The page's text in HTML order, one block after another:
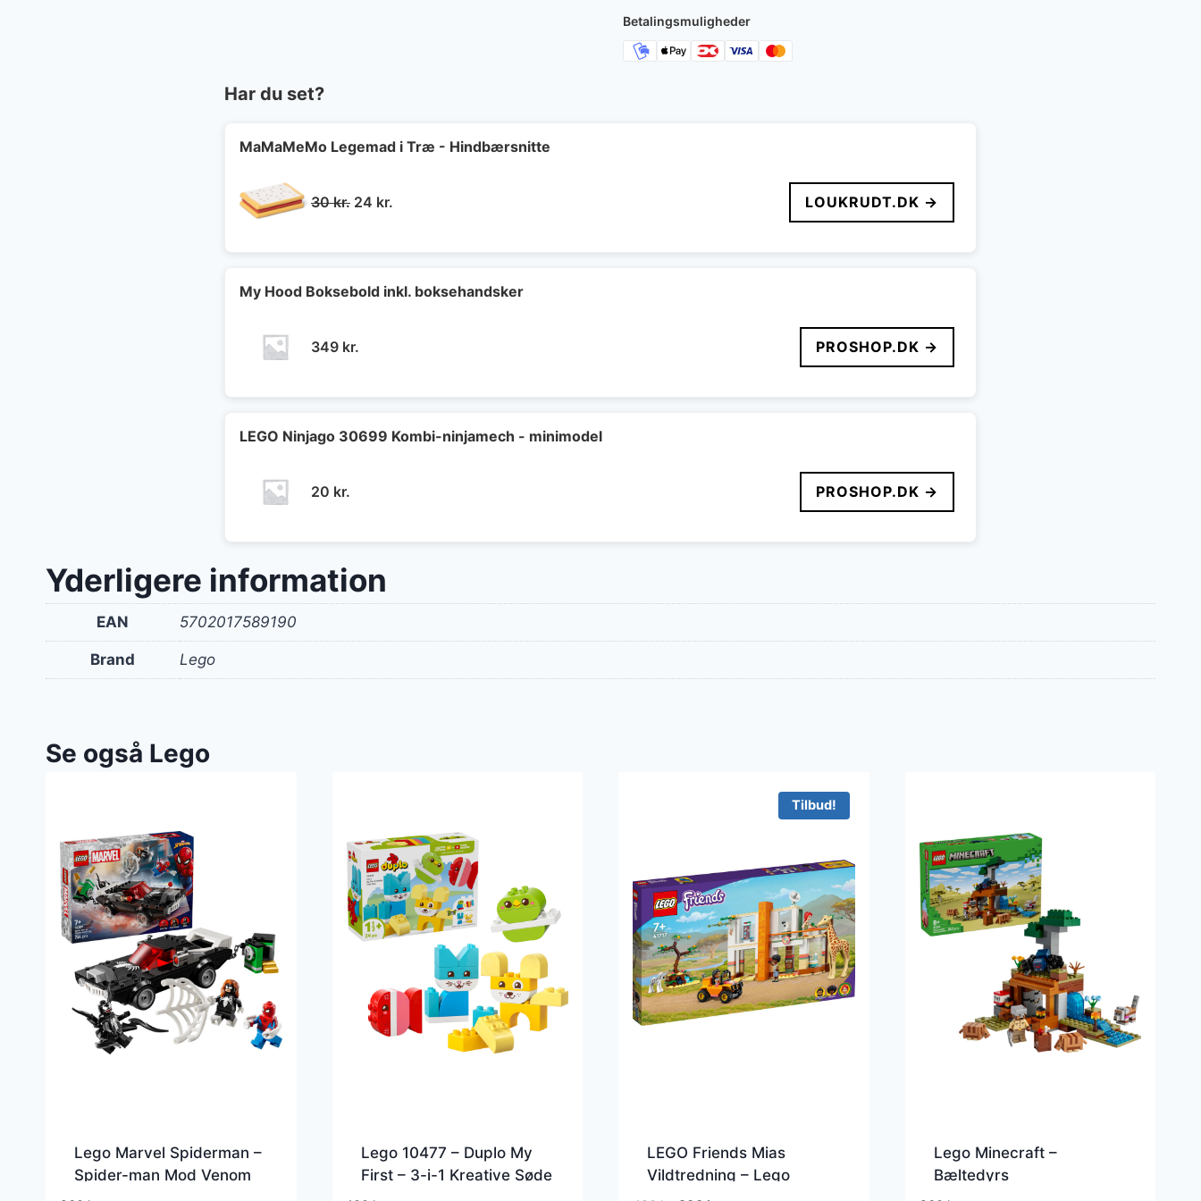
Betalingsmuligheder
Har du set?
MaMaMeMo Legemad i Træ - Hindbærsnitte
30kr. Den
30 kr..
24 kr.
24 kr..
LOUKRUDT.DK →
My Hood Boksebold inkl. boksehandsker
349 kr. PROSHOP.DK →
LEGO Ninjago 30699 Kombi-ninjamech - minimodel
20 kr. PROSHOP.DK →
Yderligere information
EAN 5702017589190
Brand Lego
Se også Lego
Lego Marvel Spiderman –
Spider-man Mod Venom
Lego 10477 – Duplo My
First – 3-i-1 Kreative Søde
Tilbud!
LEGO Friends Mias
Vildtredning – Lego
Lego Minecraft –
Bæltedyrs